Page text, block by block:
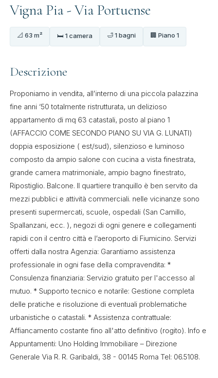
Vigna Pia - Via Portuense
📐 63 m² 🛏 1 camera 🛁 1 bagni 🏢 Piano 1
Descrizione
Proponiamo in vendita, all’interno di una piccola palazzina
fine anni ‘50 totalmente ristrutturata, un delizioso
appartamento di mq 63 catastali, posto al piano 1
(AFFACCIO COME SECONDO PIANO SU VIA G. LUNATI)
doppia esposizione ( est/sud), silenzioso e luminoso
composto da ampio salone con cucina a vista finestrata,
grande camera matrimoniale, ampio bagno finestrato,
Ripostiglio. Balcone. Il quartiere tranquillo è ben servito da
mezzi pubblici e attività commerciali. nelle vicinanze sono
presenti supermercati, scuole, ospedali (San Camillo,
Spallanzani, ecc. ), negozi di ogni genere e collegamenti
rapidi con il centro città e l’aeroporto di Fiumicino. Servizi
offerti dalla nostra Agenzia: Garantiamo assistenza
professionale in ogni fase della compravendita: *
Consulenza finanziaria: Servizio gratuito per l'accesso al
mutuo. * Supporto tecnico e notarile: Gestione completa
delle pratiche e risoluzione di eventuali problematiche
urbanistiche o catastali. * Assistenza contrattuale:
Affiancamento costante fino all'atto definitivo (rogito). Info e
Appuntamenti: Uno Holding Immobiliare – Direzione
Generale Via R. R. Garibaldi, 38 - 00145 Roma Tel: 06.5108.